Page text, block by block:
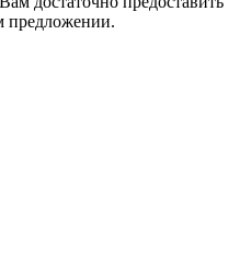
предложении.